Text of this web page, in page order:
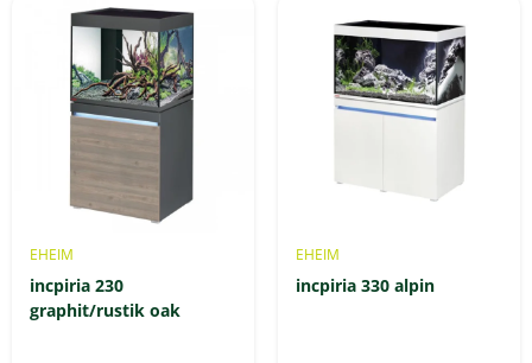
EHEIM
incpiria 230
graphit/rustik oak
EHEIM
incpiria 330 alpin